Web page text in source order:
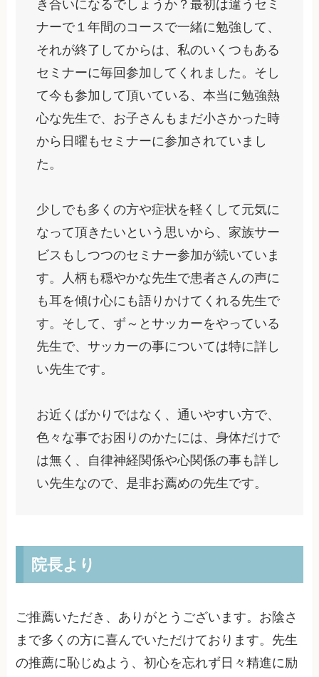
き合いになるでしょうか？最初は違うセミ
ナーで１年間のコースで一緒に勉強して、
それが終了してからは、私のいくつもある
セミナーに毎回参加してくれました。そし
て今も参加して頂いている、本当に勉強熱
心な先生で、お子さんもまだ小さかった時
から日曜もセミナーに参加されていまし
た。
少しでも多くの方や症状を軽くして元気に
なって頂きたいという思いから、家族サー
ビスもしつつのセミナー参加が続いていま
す。人柄も穏やかな先生で患者さんの声に
も耳を傾け心にも語りかけてくれる先生で
す。そして、ず～とサッカーをやっている
先生で、サッカーの事については特に詳し
い先生です。
お近くばかりではなく、通いやすい方で、
色々な事でお困りのかたには、身体だけで
は無く、自律神経関係や心関係の事も詳し
い先生なので、是非お薦めの先生です。
院長より
ご推薦いただき、ありがとうございます。お陰さ
まで多くの方に喜んでいただけております。先生
の推薦に恥じぬよう、初心を忘れず日々精進に励